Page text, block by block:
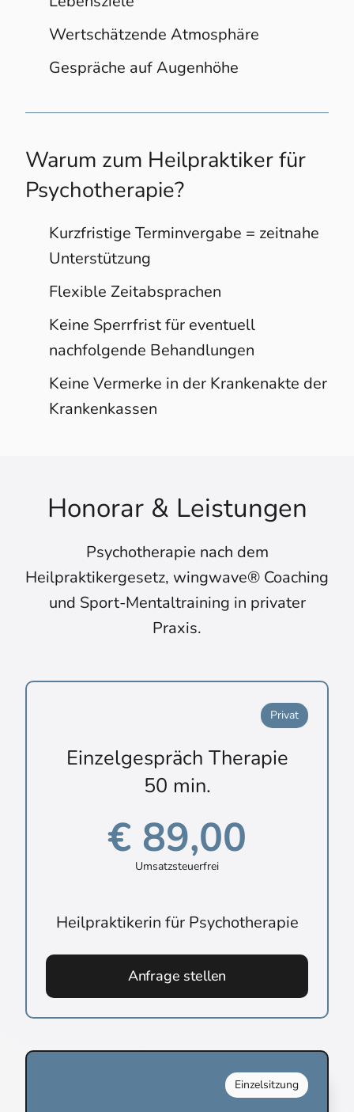
Wertschätzende Atmosphäre
Gespräche auf Augenhöhe
Warum zum Heilpraktiker für
Psychotherapie?
Kurzfristige Terminvergabe = zeitnahe
Unterstützung
Flexible Zeitabsprachen
Keine Sperrfrist für eventuell
nachfolgende Behandlungen
Keine Vermerke in der Krankenakte der
Krankenkassen
Honorar & Leistungen
Psychotherapie nach dem
Heilpraktikergesetz, wingwave® Coaching
und Sport-Mentaltraining in privater
Praxis.
Privat
Einzelgespräch Therapie
50 min.
€ 89,00
Umsatzsteuerfrei
Heilpraktikerin für Psychotherapie
Anfrage stellen
Einzelsitzung